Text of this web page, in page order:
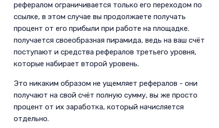
рефералом ограничивается только его переходом по
ссылке, в этом случае вы продолжаете получать
процент от его прибыли при работе на площадке.
получается своеобразная пирамида, ведь на ваш счёт
поступают и средства рефералов третьего уровня,
которые набирает второй уровень.­
Это никаким образом не ущемляет рефералов - они
получают на свой счёт полную сумму, вы же просто
процент от их заработка, который начисляется
отдельно.­